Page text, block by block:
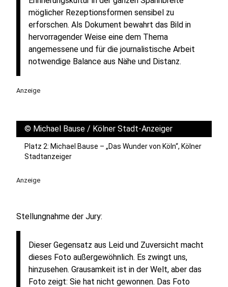
möglicher Rezeptionsformen sensibel zu
erforschen. Als Dokument bewahrt das Bild in
hervorragender Weise eine dem Thema
angemessene und für die journalistische Arbeit
notwendige Balance aus Nähe und Distanz.
Anzeige
© Michael Bause / Kölner Stadt-Anzeiger
Platz 2: Michael Bause – „Das Wunder von Köln“, Kölner
Stadtanzeiger
Anzeige
Stellungnahme der Jury:
Dieser Gegensatz aus Leid und Zuversicht macht
dieses Foto außergewöhnlich. Es zwingt uns,
hinzusehen. Grausamkeit ist in der Welt, aber das
Foto zeigt: Sie hat nicht gewonnen. Das Foto